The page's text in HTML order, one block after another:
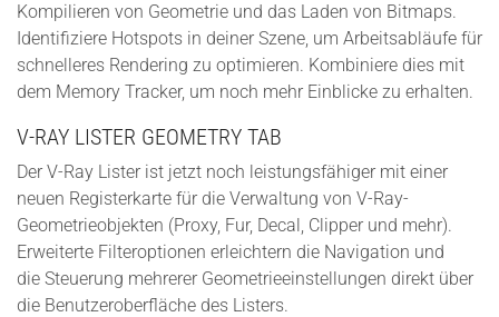
Kompilieren von Geometrie und das Laden von Bitmaps.
Identifiziere Hotspots in deiner Szene, um Arbeitsabläufe für
schnelleres Rendering zu optimieren. Kombiniere dies mit
dem Memory Tracker, um noch mehr Einblicke zu erhalten.
V-RAY LISTER GEOMETRY TAB
Der V-Ray Lister ist jetzt noch leistungsfähiger mit einer
neuen Registerkarte für die Verwaltung von V-Ray-
Geometrieobjekten (Proxy, Fur, Decal, Clipper und mehr).
Erweiterte Filteroptionen erleichtern die Navigation und
die Steuerung mehrerer Geometrieeinstellungen direkt über
die Benutzeroberfläche des Listers.